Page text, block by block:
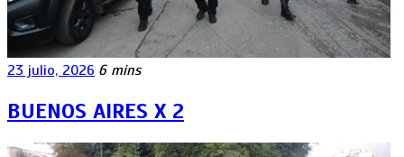
23 julio, 2026 6 mins
BUENOS AIRES X 2